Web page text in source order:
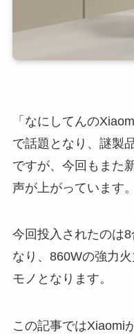
「なにしてんの
で話題となり、謎製
ですが、今回もまた
声が上がっています。
今回投入されたのは
なり、860Wの強力
モノとなります。
この記事ではXiaomi